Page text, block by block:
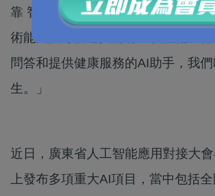
靠 智惠銀齡」數字家醫解決方案，
術能夠讓每個老人都有一個懂他、
問答和提供健康服務的AI助手，我
生。」
近日，廣東省人工智能應用對接大
上發布多項重大AI項目，當中包括